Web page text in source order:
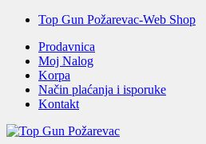
Skip
navigation
Skip
content
Top Gun Požarevac-Web Shop
Prodavnica
Moj Nalog
Korpa
Način plaćanja i isporuke
Kontakt